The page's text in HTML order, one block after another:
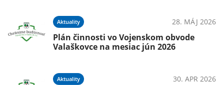
Aktuality 28. MÁJ 2026
Plán činnosti vo Vojenskom obvode
Valaškovce na mesiac jún 2026
Aktuality 30. APR 2026